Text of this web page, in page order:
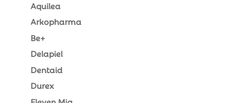
Aquilea
Arkopharma
Be+
Delapiel
Dentaid
Durex